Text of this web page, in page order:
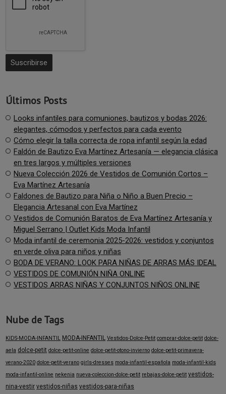
Últimos Posts
Looks infantiles para comuniones, bautizos y bodas 2026:
elegantes, cómodos y perfectos para cada evento
Cómo elegir la talla correcta de ropa infantil según la edad
Faldón de Bautizo Eva Martínez Artesanía — elegancia clásica
en tres largos y múltiples versiones
Nueva Colección 2026 de Vestidos de Comunión Cortos –
Eva Martínez Artesanía
Faldones de Bautizo para Niña o Niño a Buen Precio –
Elegancia Artesanal con Eva Martínez
Vestidos de Comunión Baratos de Eva Martínez Artesanía y
Miguel Serrano | Outlet Kids Moda Infantil
Moda infantil de ceremonia 2025-2026: vestidos y conjuntos
en verde oliva para niños y niñas
BODA DE VERANO: LOOK PARA NIÑAS DE ARRAS MÁS IDEAL
VESTIDOS DE COMUNIÓN NIÑA ONLINE
VESTIDOS ARRAS NIÑAS Y CONJUNTOS NIÑOS ONLINE
Nube de Tags
KIDS-MODA-INFANTIL MODA-INFANTIL Vestidos-Dolce-Petit comprar-dolce-petit dolce-
aela dolce-petit dolce-petit-online dolce-petit-otono-invierno dolce-petit-primavera-
verano-2020 dolce-petit-verano girls-dresses moda-infantil-española moda-infantil-kids
moda-infantil-online nekenia nueva-coleccion-dolce-petit rebajas-dolce-petit vestidos-
nina-vestir vestidos-niñas vestidos-para-niñas